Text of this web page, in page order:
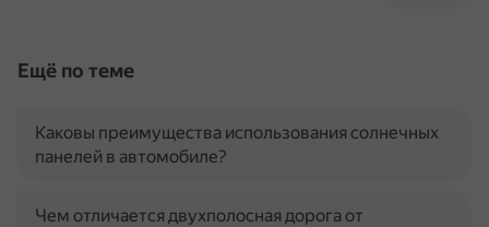
Ещё по теме
Каковы преимущества использования солнечных
панелей в автомобиле?
Чем отличается двухполосная дорога от